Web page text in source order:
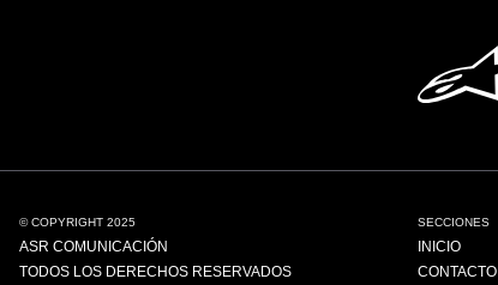
© COPYRIGHT 2025
ASR COMUNICACIÓN
TODOS LOS DERECHOS RESERVADOS
SECCIONES
INICIO
CONTACTO